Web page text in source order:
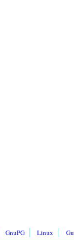
GnuPG Linux